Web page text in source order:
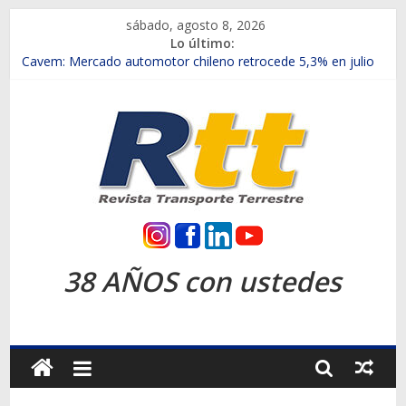
contenido
sábado, agosto 8, 2026
Lo último:
Chile es el primer mercado internacional en lanzar la nueva
Salfa suma vehículos electrificados de Chevrolet en el Biobío
Samex amplía su red con nuevas sucursales en Rancagua y
SINOTRUK Pick-ups presentó la recién estrenada Bolden en
la Expo Compras Públicas 2026
Revista
Transporte
Terrestre
38 AÑOS con ustedes